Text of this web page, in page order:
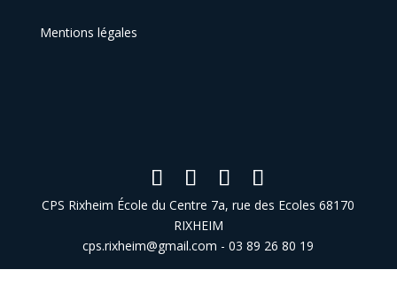
Mentions légales
CPS Rixheim École du Centre 7a, rue des Ecoles 68170
RIXHEIM
cps.rixheim@gmail.com - 03 89 26 80 19